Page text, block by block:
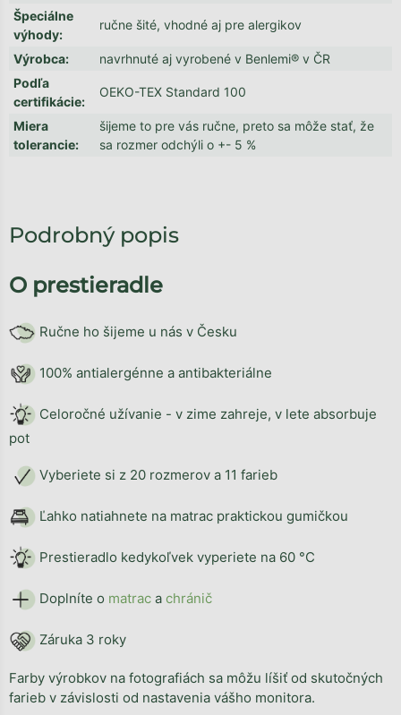
Špeciálne
výhody:
ručne šité, vhodné aj pre alergikov
Výrobca:
navrhnuté aj vyrobené v Benlemi® v ČR
Podľa
certifikácie:
OEKO-TEX Standard 100
Miera
tolerancie:
šijeme to pre vás ručne, preto sa môže stať, že
sa rozmer odchýli o +- 5 %
Podrobný popis
O prestieradle
Ručne ho šijeme u nás v Česku
100% antialergénne a antibakteriálne
Celoročné užívanie - v zime zahreje, v lete absorbuje
pot
Vyberiete si z 20 rozmerov a 11 farieb
Ľahko natiahnete na matrac praktickou gumičkou
Prestieradlo kedykoľvek vyperiete na 60 °C
Doplníte o matrac a chránič
Záruka 3 roky
Farby výrobkov na fotografiách sa môžu líšiť od skutočných
farieb v závislosti od nastavenia vášho monitora.